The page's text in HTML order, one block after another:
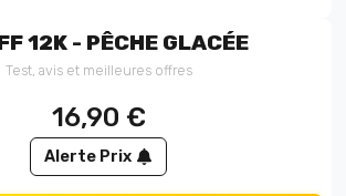
12K - PÊCHE GLACÉE
Test, avis et meilleures offres
16,90 €
Alerte Prix